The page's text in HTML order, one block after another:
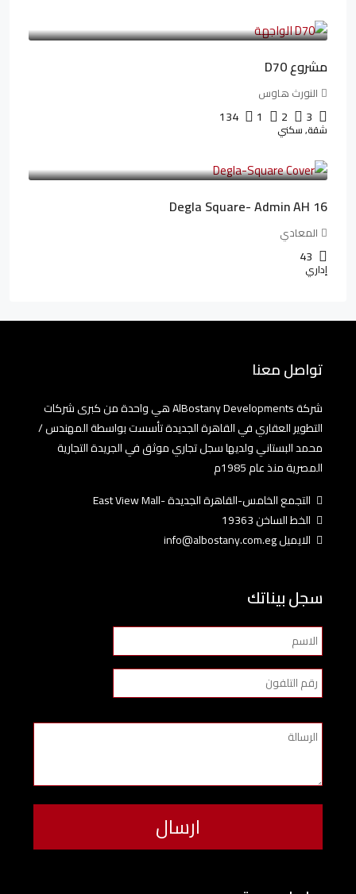
مشروع D70
النورث هاوس
3
2
1
134
شقة, سكني
Degla Square- Admin AH 16
المعادي
43
إداري
تواصل معنا
شركة AlBostany Developments هي واحدة من كبرى شركات
التطوير العقاري في القاهرة الجديدة تأسست بواسطة المهندس /
محمد البستاني ولديها سجل تجاري موثق في الجريدة التجارية
المصرية منذ عام 1985م
التجمع الخامس-القاهرة الجديدة -East View Mall
الخط الساخن 19363
الايميل info@albostany.com.eg
سجل بيناتك